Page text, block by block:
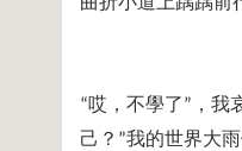
“哎，不學了” ，我
己？ ”我的世界大